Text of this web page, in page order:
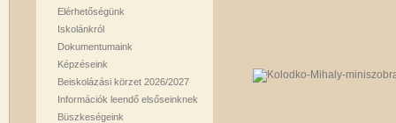
Elérhetőségünk
Iskolánkról
Dokumentumaink
Képzéseink
Beiskolázási körzet 2026/2027
Információk leendő elsőseinknek
Büszkeségeink